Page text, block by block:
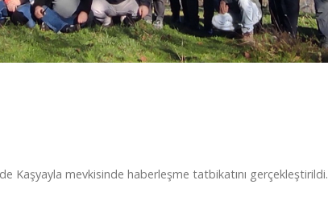
Kaşyayla mevkisinde haberleşme tatbikatını gerçekleştirildi.